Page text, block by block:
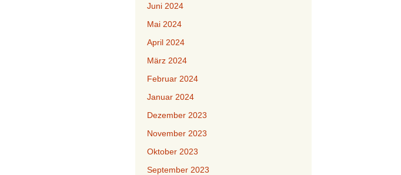
Juni 2024
Mai 2024
April 2024
März 2024
Februar 2024
Januar 2024
Dezember 2023
November 2023
Oktober 2023
September 2023